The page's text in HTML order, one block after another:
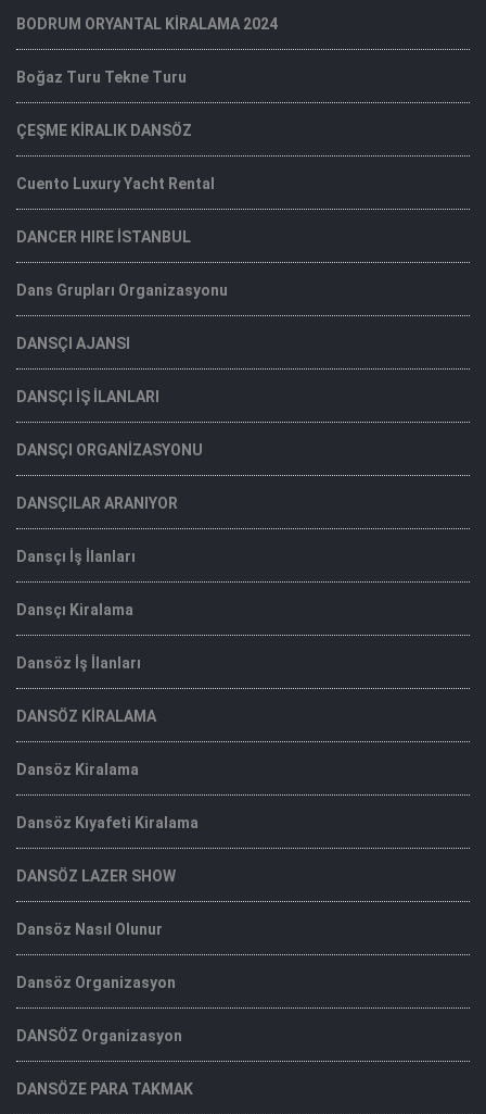
BODRUM ORYANTAL KİRALAMA 2024
Boğaz Turu Tekne Turu
ÇEŞME KİRALIK DANSÖZ
Cuento Luxury Yacht Rental
DANCER HIRE İSTANBUL
Dans Grupları Organizasyonu
DANSÇI AJANSI
DANSÇI İŞ İLANLARI
DANSÇI ORGANİZASYONU
DANSÇILAR ARANIYOR
Dansçı İş İlanları
Dansçı Kiralama
Dansöz İş İlanları
DANSÖZ KİRALAMA
Dansöz Kiralama
Dansöz Kıyafeti Kiralama
DANSÖZ LAZER SHOW
Dansöz Nasıl Olunur
Dansöz Organizasyon
DANSÖZ Organizasyon
DANSÖZE PARA TAKMAK